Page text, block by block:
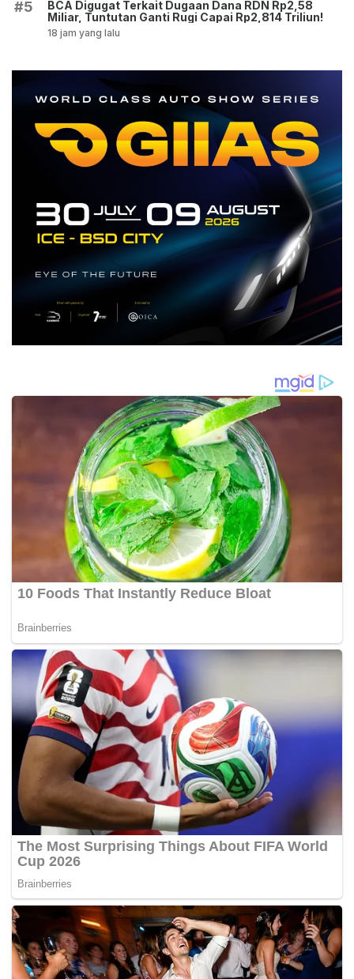
#5
BCA Digugat Terkait Dugaan Dana RDN Rp2,58
Miliar, Tuntutan Ganti Rugi Capai Rp2,814 Triliun!
18 jam yang lalu